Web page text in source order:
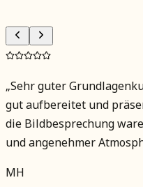
„Sehr guter
gut aufbereitet und
die Bildbesprechung
und angenehmer
MH